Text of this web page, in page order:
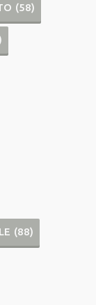
(58)
(88)